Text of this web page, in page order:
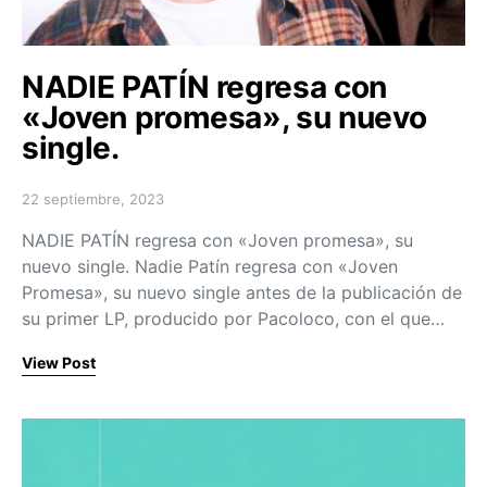
NADIE PATÍN regresa con
«Joven promesa», su nuevo
single.
Posted on
22 septiembre, 2023
NADIE PATÍN regresa con «Joven promesa», su
nuevo single. Nadie Patín regresa con «Joven
Promesa», su nuevo single antes de la publicación de
su primer LP, producido por Pacoloco, con el que…
View Post